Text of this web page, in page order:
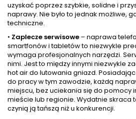
uzyskać poprzez szybkie, solidne i
naprawy. Nie było to jednak możliwe,
techniczne.
• Zaplecze serwisowe – naprawa
smartfonów i tabletów to niezwykle
wymaga profesjonalnych narzędzi.
nimi. Jest to między innymi niezwykle
hot air do lutowania gniazd.
do pracy w tym zawodzie, każdą
miejscu, bez uciekania się do pomocy
mieście lub regionie. Wydatnie skraca
czynią ją tańszą niż u konkurencji.